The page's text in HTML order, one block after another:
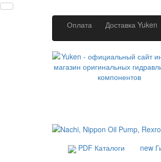
Оплата Доставка Yuken
PDF Каталоги new